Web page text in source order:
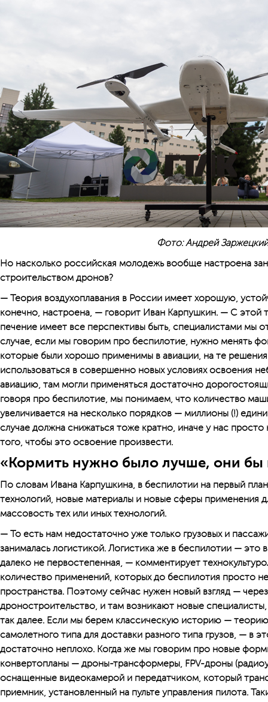
Фото: Андрей Заржецкий
Но насколько российская молодежь вообще настроена
строительством дронов?
— Теория воздухоплавания в России имеет хорошую,
конечно, настроена, — говорит Иван Карпушкин. — С этой
печение имеет все перспективы быть, специалистами мы
случае, если мы говорим про беспилотие, нужно менять
которые были хорошо применимы в авиации, на те
использоваться в совершенно новых условиях освоения
авиацию, там могли применяться достаточно
говоря про беспилотие, мы понимаем, что количество
увеличивается на несколько порядков — миллионы (!)
случае должна снижаться тоже кратно, иначе у нас просто
того, чтобы это освоение произвести.
«Кормить нужно было лучше, они бы
По словам Ивана Карпушкина, в беспилотии на первый
технологий, новые материалы и новые сферы применения
массовость тех или иных технологий.
— То есть нам недостаточно уже только грузовых и
занималась логистикой. Логистика же в беспилотии — это
далеко не первостепенная, — комментирует
количество применений, которых до беспилотия просто
пространства. Поэтому сейчас нужен новый взгляд —
дроностроительство, и там возникают новые
так далее. Если мы берем классическую историю —
самолетного типа для доставки разного типа грузов, — в
достаточно неплохо. Когда же мы говорим про новые
конвертопланы — дроны-трансформеры, FPV-дроны
оснащенные видеокамерой и передатчиком, который
приемник, установленный на пульте управления пилота.